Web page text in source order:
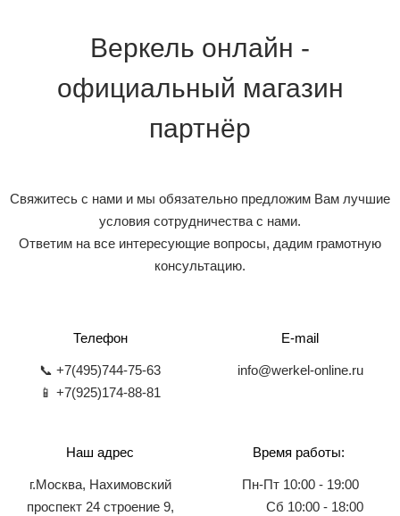
Веркель онлайн -
официальный магазин
партнёр
Свяжитесь с нами и мы обязательно предложим Вам лучшие
условия сотрудничества с нами.
Ответим на все интересующие вопросы, дадим грамотную
консультацию.
Телефон
📞 +7(495)744-75-63
📱 +7(925)174-88-81
E-mail
info@werkel-online.ru
Наш адрес
г.Москва, Нахимовский
проспект 24 строение 9,
Время работы:
Пн-Пт 10:00 - 19:00
Сб 10:00 - 18:00